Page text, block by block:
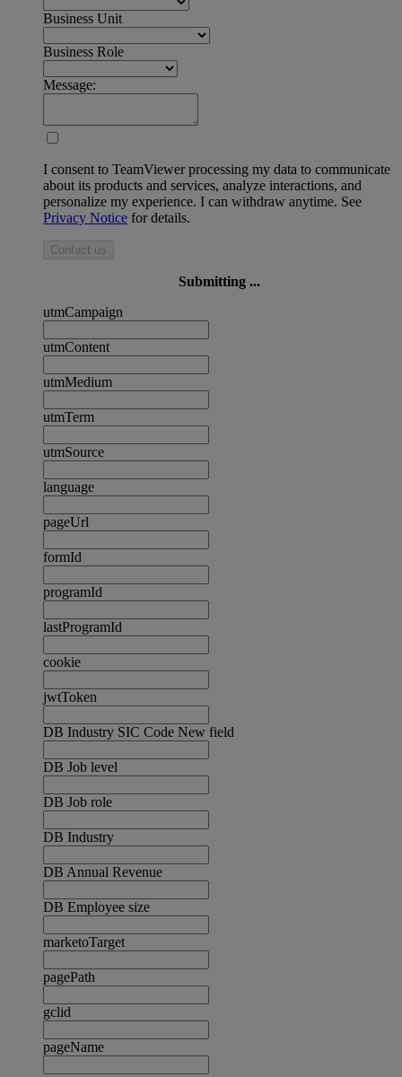
Business Unit
Business Role
Message:
I consent to TeamViewer processing my data to communicate
about its products and services, analyze interactions, and
personalize my experience. I can withdraw anytime. See
Privacy Notice for details.
Contact us
Submitting ...
utmCampaign
utmContent
utmMedium
utmTerm
utmSource
language
pageUrl
formId
programId
lastProgramId
cookie
jwtToken
DB Industry SIC Code New field
DB Job level
DB Job role
DB Industry
DB Annual Revenue
DB Employee size
marketoTarget
pagePath
gclid
pageName